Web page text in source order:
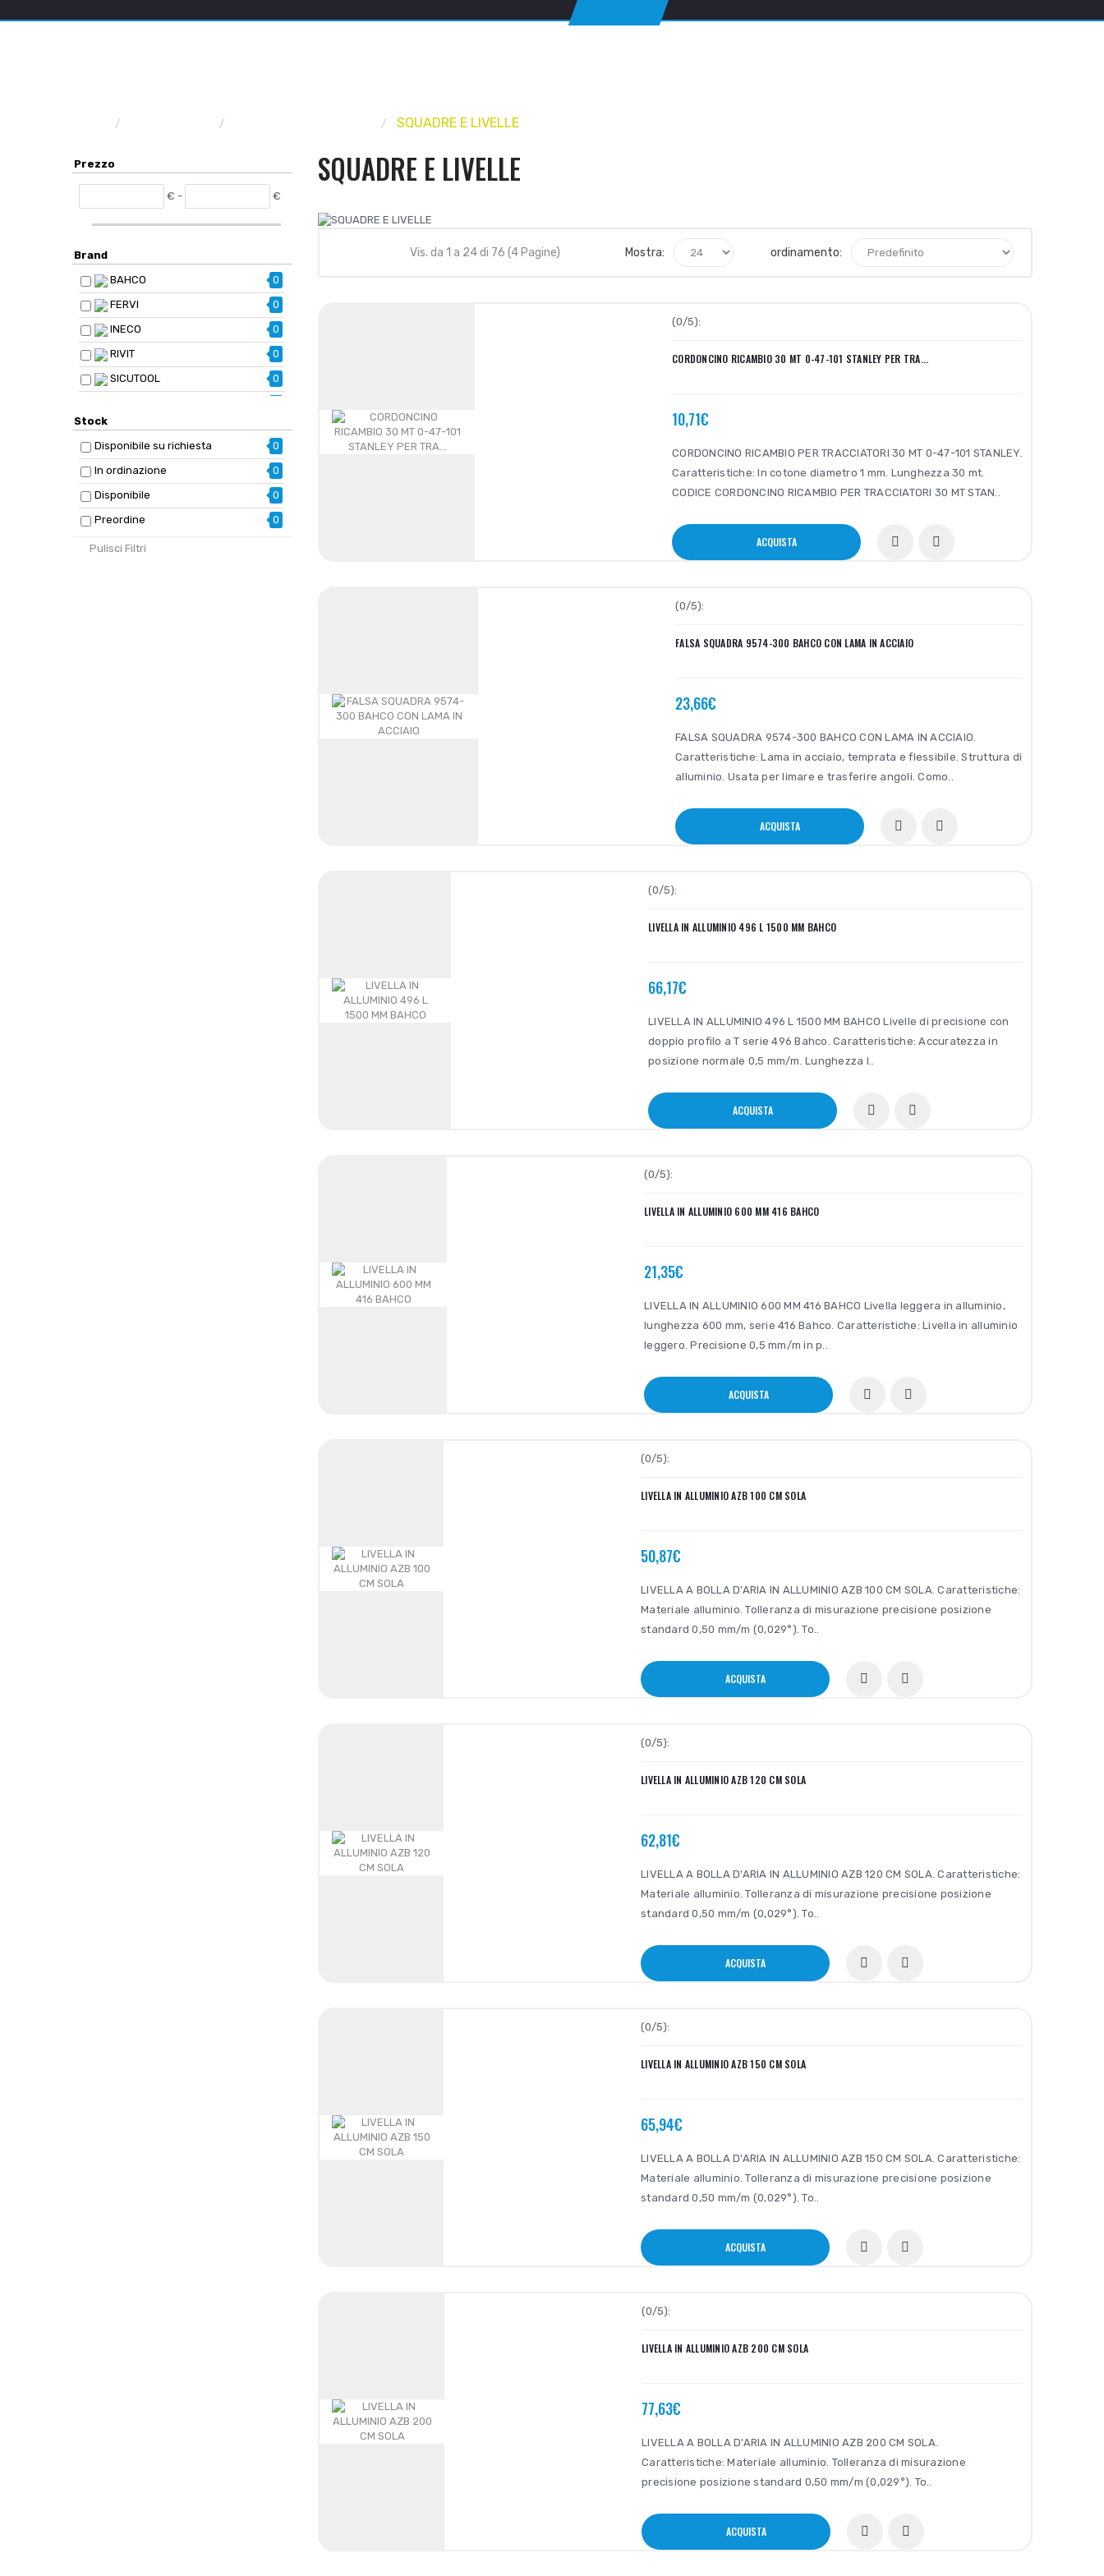
SQUADRE E LIVELLE
Prezzo
€ - €
Brand
BAHCO
0
FERVI
0
INECO
0
RIVIT
0
SICUTOOL
0
STANLEY
0
STELLA BIANCA
0
VOGEL
0
Stock
Disponibile su richiesta
0
In ordinazione
0
Disponibile
0
Preordine
0
Pulisci Filtri
SQUADRE E LIVELLE
Vis. da 1 a 24 di 76 (4 Pagine) ordinamento:
Mostra:
(0/5):
CORDONCINO RICAMBIO 30 MT 0-47-101 STANLEY PER TRA...
10,71€
CORDONCINO RICAMBIO PER TRACCIATORI 30 MT 0-47-101 STANLEY.
Caratteristiche: In cotone diametro 1 mm. Lunghezza 30 mt.
CODICE CORDONCINO RICAMBIO PER TRACCIATORI 30 MT STAN..
ACQUISTA
(0/5):
FALSA SQUADRA 9574-300 BAHCO CON LAMA IN ACCIAIO
23,66€
FALSA SQUADRA 9574-300 BAHCO CON LAMA IN ACCIAIO.
Caratteristiche: Lama in acciaio, temprata e flessibile. Struttura di
alluminio. Usata per limare e trasferire angoli. Como..
ACQUISTA
(0/5):
LIVELLA IN ALLUMINIO 496 L 1500 MM BAHCO
66,17€
LIVELLA IN ALLUMINIO 496 L 1500 MM BAHCO Livelle di precisione con
doppio profilo a T serie 496 Bahco. Caratteristiche: Accuratezza in
posizione normale 0,5 mm/m. Lunghezza l..
ACQUISTA
(0/5):
LIVELLA IN ALLUMINIO 600 MM 416 BAHCO
21,35€
LIVELLA IN ALLUMINIO 600 MM 416 BAHCO Livella leggera in alluminio,
lunghezza 600 mm, serie 416 Bahco. Caratteristiche: Livella in alluminio
leggero. Precisione 0,5 mm/m in p..
ACQUISTA
(0/5):
LIVELLA IN ALLUMINIO AZB 100 CM SOLA
50,87€
LIVELLA A BOLLA D'ARIA IN ALLUMINIO AZB 100 CM SOLA. Caratteristiche:
Materiale alluminio. Tolleranza di misurazione precisione posizione
standard 0,50 mm/m (0,029°). To..
ACQUISTA
(0/5):
LIVELLA IN ALLUMINIO AZB 120 CM SOLA
62,81€
LIVELLA A BOLLA D'ARIA IN ALLUMINIO AZB 120 CM SOLA. Caratteristiche:
Materiale alluminio. Tolleranza di misurazione precisione posizione
standard 0,50 mm/m (0,029°). To..
ACQUISTA
(0/5):
LIVELLA IN ALLUMINIO AZB 150 CM SOLA
65,94€
LIVELLA A BOLLA D'ARIA IN ALLUMINIO AZB 150 CM SOLA. Caratteristiche:
Materiale alluminio. Tolleranza di misurazione precisione posizione
standard 0,50 mm/m (0,029°). To..
ACQUISTA
(0/5):
LIVELLA IN ALLUMINIO AZB 200 CM SOLA
77,63€
LIVELLA A BOLLA D'ARIA IN ALLUMINIO AZB 200 CM SOLA.
Caratteristiche: Materiale alluminio. Tolleranza di misurazione
precisione posizione standard 0,50 mm/m (0,029°). To..
ACQUISTA